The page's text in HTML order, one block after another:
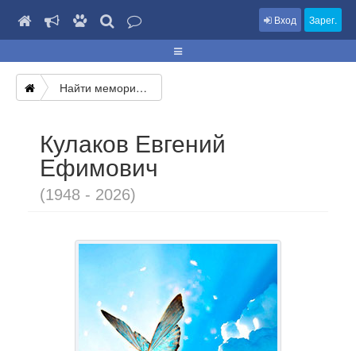
Вход Зарег.
Найти мемориал
Кулаков Евгений
Ефимович
(1948 - 2026)